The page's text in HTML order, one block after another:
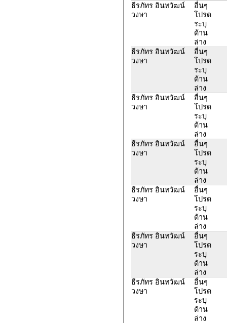
ธีรภัทร อินทวัฒน์
วงษา
อื่นๆ
โปรด
ระบุ
ด้าน
ล่าง
ธีรภัทร อินทวัฒน์
วงษา
อื่นๆ
โปรด
ระบุ
ด้าน
ล่าง
ธีรภัทร อินทวัฒน์
วงษา
อื่นๆ
โปรด
ระบุ
ด้าน
ล่าง
ธีรภัทร อินทวัฒน์
วงษา
อื่นๆ
โปรด
ระบุ
ด้าน
ล่าง
ธีรภัทร อินทวัฒน์
วงษา
อื่นๆ
โปรด
ระบุ
ด้าน
ล่าง
ธีรภัทร อินทวัฒน์
วงษา
อื่นๆ
โปรด
ระบุ
ด้าน
ล่าง
ธีรภัทร อินทวัฒน์
วงษา
อื่นๆ
โปรด
ระบุ
ด้าน
ล่าง